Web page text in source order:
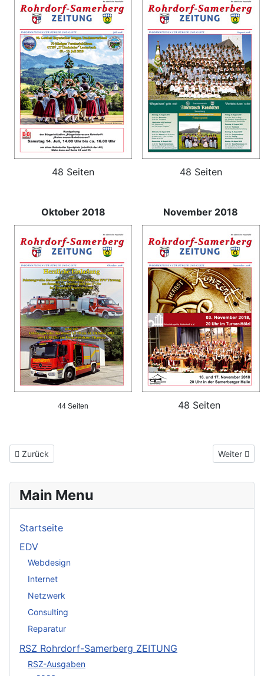
48 Seiten 48 Seiten
Oktober 2018 November 2018
44 Seiten 48 Seiten
Vorheriger Beitrag: 2017
Zurück Nächster
Weiter
Main Menu
Startseite
EDV
Webdesign
Internet
Netzwerk
Consulting
Reparatur
RSZ Rohrdorf-Samerberg ZEITUNG
RSZ-Ausgaben